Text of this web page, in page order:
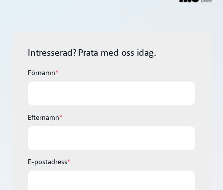
Intresserad? Prata med oss idag.
Förnamn*
Efternamn*
E-postadress*